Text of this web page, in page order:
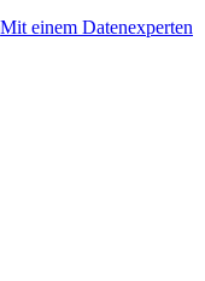
Mit einem Datenexperten